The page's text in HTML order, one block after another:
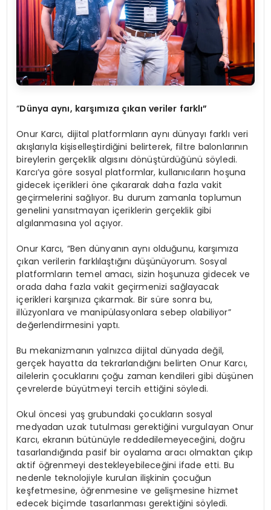
“Dünya aynı, karşımıza çıkan veriler farklı”
Onur Karcı, dijital platformların aynı dünyayı farklı veri
akışlarıyla kişiselleştirdiğini belirterek, filtre balonlarının
bireylerin gerçeklik algısını dönüştürdüğünü söyledi.
Karcı’ya göre sosyal platformlar, kullanıcıların hoşuna
gidecek içerikleri öne çıkararak daha fazla vakit
geçirmelerini sağlıyor. Bu durum zamanla toplumun
genelini yansıtmayan içeriklerin gerçeklik gibi
algılanmasına yol açıyor.
Onur Karcı, “Ben dünyanın aynı olduğunu, karşımıza
çıkan verilerin farklılaştığını düşünüyorum. Sosyal
platformların temel amacı, sizin hoşunuza gidecek ve
orada daha fazla vakit geçirmenizi sağlayacak
içerikleri karşınıza çıkarmak. Bir süre sonra bu,
illüzyonlara ve manipülasyonlara sebep olabiliyor”
değerlendirmesini yaptı.
Bu mekanizmanın yalnızca dijital dünyada değil,
gerçek hayatta da tekrarlandığını belirten Onur Karcı,
ailelerin çocuklarını çoğu zaman kendileri gibi düşünen
çevrelerde büyütmeyi tercih ettiğini söyledi.
Okul öncesi yaş grubundaki çocukların sosyal
medyadan uzak tutulması gerektiğini vurgulayan Onur
Karcı, ekranın bütünüyle reddedilemeyeceğini, doğru
tasarlandığında pasif bir oyalama aracı olmaktan çıkıp
aktif öğrenmeyi destekleyebileceğini ifade etti. Bu
nedenle teknolojiyle kurulan ilişkinin çocuğun
keşfetmesine, öğrenmesine ve gelişmesine hizmet
edecek biçimde tasarlanması gerektiğini söyledi.